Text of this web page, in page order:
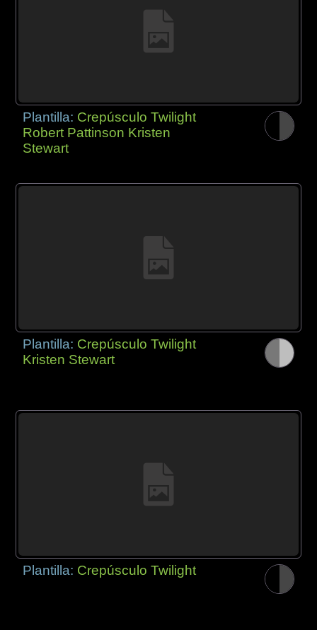
Plantilla: Crepúsculo Twilight
Robert Pattinson Kristen
Stewart
Plantilla: Crepúsculo Twilight
Kristen Stewart
Plantilla: Crepúsculo Twilight